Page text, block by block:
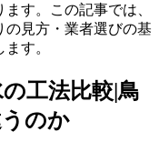
す。この記事では、
の見方・業者選びの基
す。
工法比較|鳥
のか